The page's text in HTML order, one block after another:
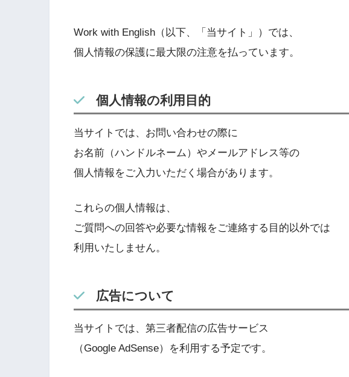
Work with English（以下、「当サイト」）では、
個人情報の保護に最大限の注意を払っています。
個人情報の利用目的
当サイトでは、お問い合わせの際に
お名前（ハンドルネーム）やメールアドレス等の
個人情報をご入力いただく場合があります。
これらの個人情報は、
ご質問への回答や必要な情報をご連絡する目的以外では
利用いたしません。
広告について
当サイトでは、第三者配信の広告サービス
（Google AdSense）を利用する予定です。